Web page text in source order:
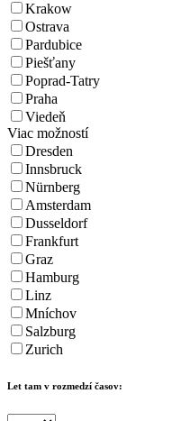
Krakow
Ostrava
Pardubice
Piešťany
Poprad-Tatry
Praha
Viedeň
Viac možností
Dresden
Innsbruck
Nürnberg
Amsterdam
Dusseldorf
Frankfurt
Graz
Hamburg
Linz
Mníchov
Salzburg
Zurich
Let tam v rozmedzí časov: